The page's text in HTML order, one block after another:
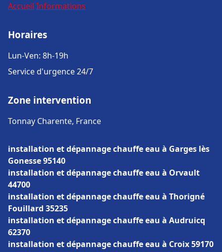
Accueil Informations
Horaires
Lun-Ven: 8h-19h
Service d'urgence 24/7
Zone intervention
Tonnay Charente, France
installation et dépannage chauffe eau à Garges lès
Gonesse 95140
installation et dépannage chauffe eau à Orvault
44700
installation et dépannage chauffe eau à Thorigné
Fouillard 35235
installation et dépannage chauffe eau à Audruicq
62370
installation et dépannage chauffe eau à Croix 59170